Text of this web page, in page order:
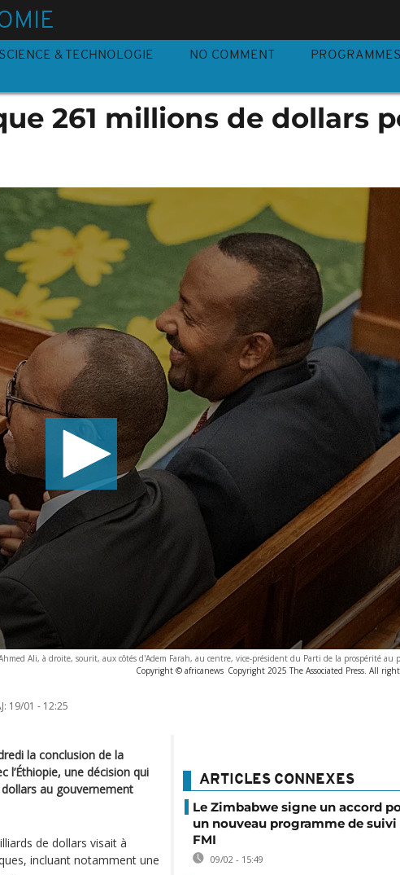
SCIENCE & TECHNOLOGIE NO COMMENT PROGRAMMES
261 millions de dollars
Ali, à droite, sourit, aux côtés d'Adem Farah, au centre, vice-président du Parti de la prospérité au
Copyright © africanews Copyright 2025 The Associated Press. All
19/01 - 12:25
la conclusion de la
l’Éthiopie, une décision qui
au gouvernement
de dollars visait à
incluant notamment une
ARTICLES CONNEXES
Le Zimbabwe signe un accord
un nouveau programme de suivi
FMI
09/02 - 15:49